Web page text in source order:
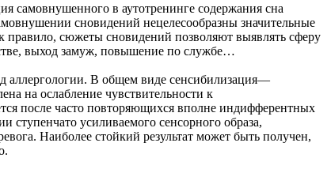
самовнушенного в аутотренинге содержания сна
сновидений нецелесообразны значительные
сюжеты сновидений позволяют выявлять сферу
выход замуж, повышение по службе…
аллергологии. В общем виде сенсибилизация—
на ослабление чувствительности к
после часто повторяющихся вполне индифферентных
ступенчато усиливаемого сенсорного образа,
Наиболее стойкий результат может быть получен,